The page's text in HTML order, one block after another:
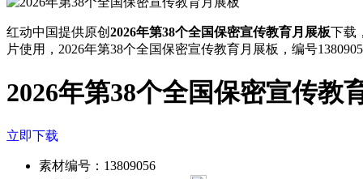
红动中国提供原创 2026年第38个全国保密宣传教育月展板下载
片使用，2026年第38个全国保密宣传教育月展板，编号
2026年第38个全国保密宣传教
立即下载
素材编号： 13809056